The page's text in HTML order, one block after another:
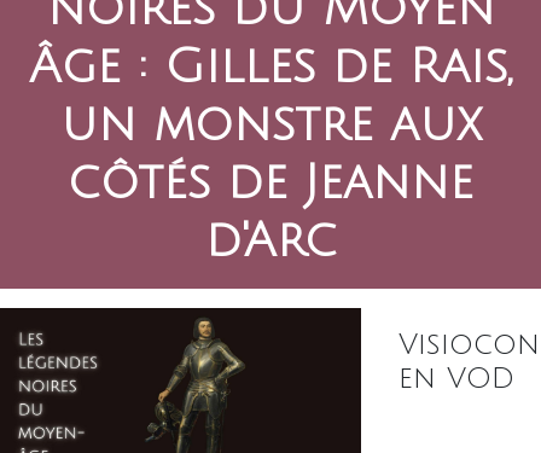
Âge : Gilles de Rais,
un monstre aux
côtés de Jeanne
d'Arc
en VOD